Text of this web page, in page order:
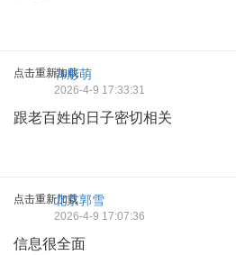
点击重新加载
韩彤萌
2026-4-9 17:33:31
跟老百姓的日子密切相关
点击重新加载北京郭雪
2026-4-9 17:07:36
信息很全面